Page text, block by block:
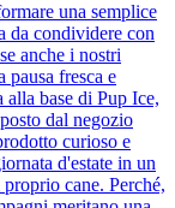
una semplice
da condividere con
anche i nostri
pausa fresca e
alla base di Pup Ice,
dal negozio
curioso e
d'estate in un
cane. Perché,